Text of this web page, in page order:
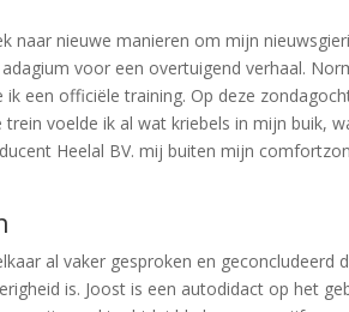
naar nieuwe manieren om mijn
voor een overtuigend verhaal.
een officiële training. Op deze
voelde ik al wat kriebels in mijn buik,
Heelal BV. mij buiten mijn
al vaker gesproken en geconcludeerd
is. Joost is een autodidact op het